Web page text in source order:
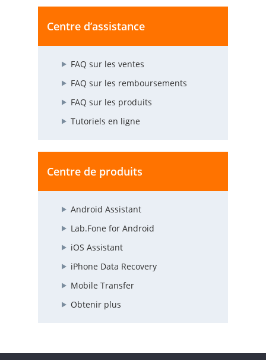
Centre d’assistance
FAQ sur les ventes
FAQ sur les remboursements
FAQ sur les produits
Tutoriels en ligne
Centre de produits
Android Assistant
Lab.Fone for Android
iOS Assistant
iPhone Data Recovery
Mobile Transfer
Obtenir plus